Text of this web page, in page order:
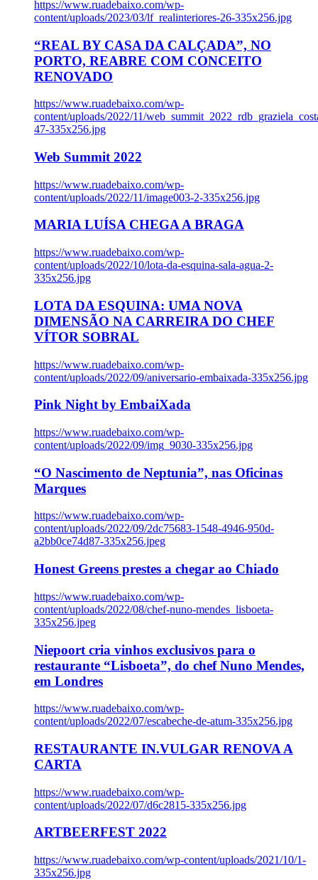
https://www.ruadebaixo.com/wp-
content/uploads/2023/03/lf_realinteriores-26-335x256.jpg
“REAL BY CASA DA CALÇADA”, NO
PORTO, REABRE COM CONCEITO
RENOVADO
https://www.ruadebaixo.com/wp-
content/uploads/2022/11/
47-335x256.jpg
Web Summit 2022
https://www.ruadebaixo.com/wp-
content/uploads/2022/11/image003-2-335x256.jpg
MARIA LUÍSA CHEGA A BRAGA
https://www.ruadebaixo.com/wp-
content/uploads/2022/10/lota-da-esquina-sala-agua-2-
335x256.jpg
LOTA DA ESQUINA: UMA NOVA
DIMENSÃO NA CARREIRA DO CHEF
VÍTOR SOBRAL
https://www.ruadebaixo.com/wp-
content/uploads/2022/09/aniversario-embaixada-335x256.jpg
Pink Night by EmbaiXada
https://www.ruadebaixo.com/wp-
content/uploads/2022/09/img_9030-335x256.jpg
“O Nascimento de Neptunia”, nas Oficinas
Marques
https://www.ruadebaixo.com/wp-
content/uploads/2022/09/2dc75683-1548-4946-950d-
a2bb0ce74d87-335x256.jpeg
Honest Greens prestes a chegar ao Chiado
https://www.ruadebaixo.com/wp-
content/uploads/2022/08/chef-nuno-mendes_lisboeta-
335x256.jpeg
Niepoort cria vinhos exclusivos para o
restaurante “Lisboeta”, do chef Nuno Mendes,
em Londres
https://www.ruadebaixo.com/wp-
content/uploads/2022/07/escabeche-de-atum-335x256.jpg
RESTAURANTE IN.VULGAR RENOVA A
CARTA
https://www.ruadebaixo.com/wp-
content/uploads/2022/07/d6c2815-335x256.jpg
ARTBEERFEST 2022
https://www.ruadebaixo.com/wp-content/uploads/2021/10/1-
335x256.jpg